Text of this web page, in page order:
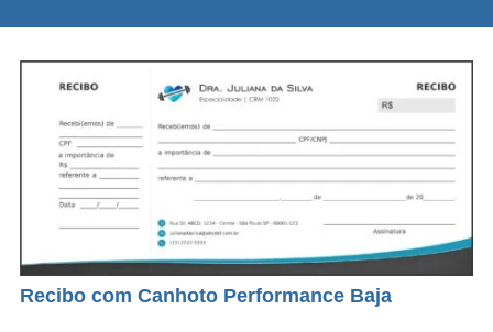
Recibo com Canhoto Performance Baja